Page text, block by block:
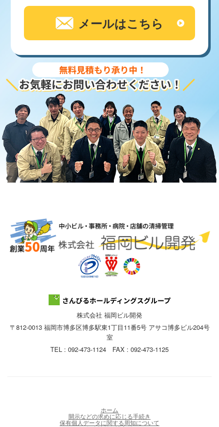
メールはこちら
株式会社 福岡ビル開発
〒812-0013 福岡市博多区博多駅東1丁目11番5号 アサコ博多ビル204号
室
TEL : 092-473-1124 FAX : 092-473-1125
ホーム
開示などの求めに応じる手続き
保有個人データに関する周知について